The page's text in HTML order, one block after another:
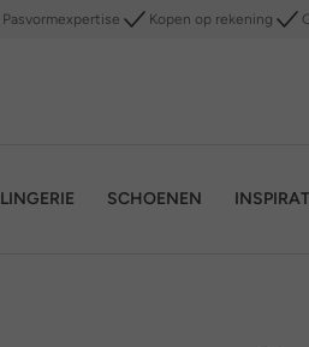
Pasvormexpertise Kopen op rekening
LINGERIE SCHOENEN